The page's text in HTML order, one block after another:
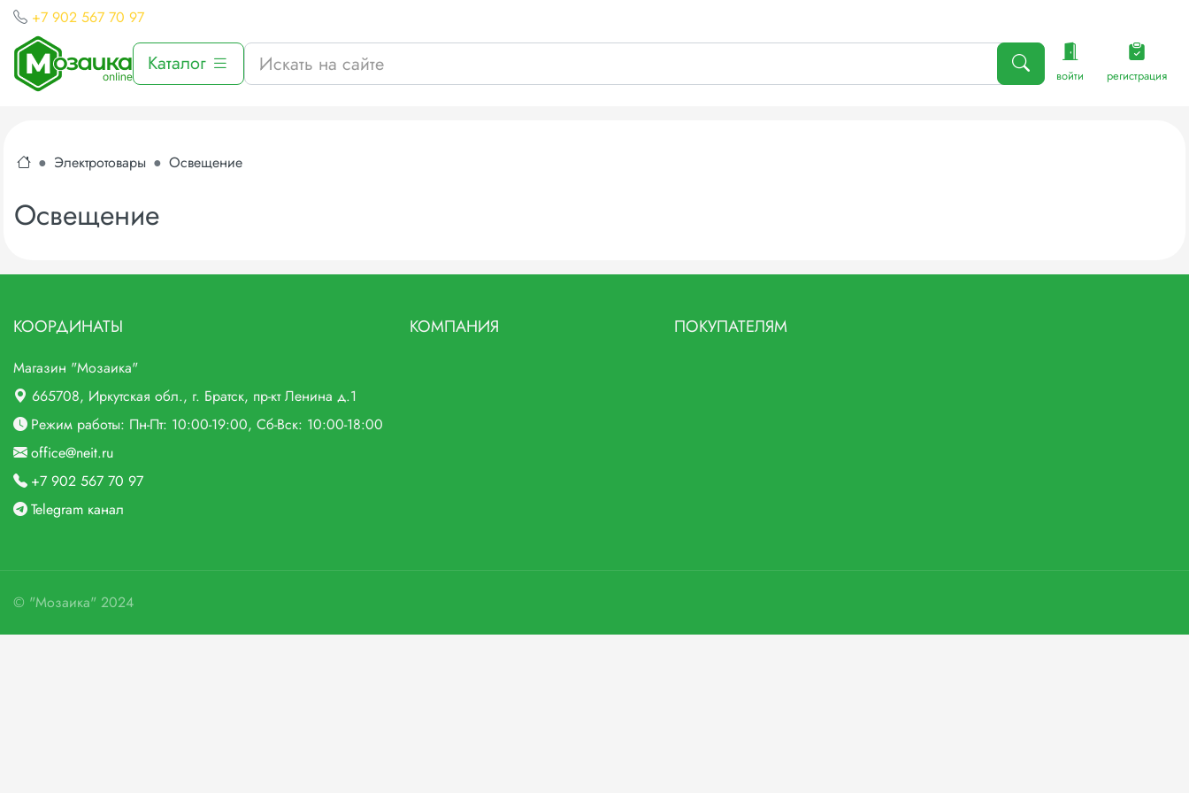
+7 902 567 70 97
Каталог войти регистрация
Электротовары Освещение
Освещение
КООРДИНАТЫ
Магазин "Мозаика"
665708, Иркутская обл., г. Братск, пр-кт Ленина д.1
Режим работы: Пн-Пт: 10:00-19:00, Сб-Вск: 10:00-18:00
office@neit.ru
+7 902 567 70 97
Telegram канал
КОМПАНИЯ ПОКУПАТЕЛЯМ
© "Мозаика" 2024